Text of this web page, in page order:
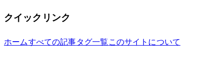
クイックリンク
ホームすべての記事タグ一覧 このサイトについて